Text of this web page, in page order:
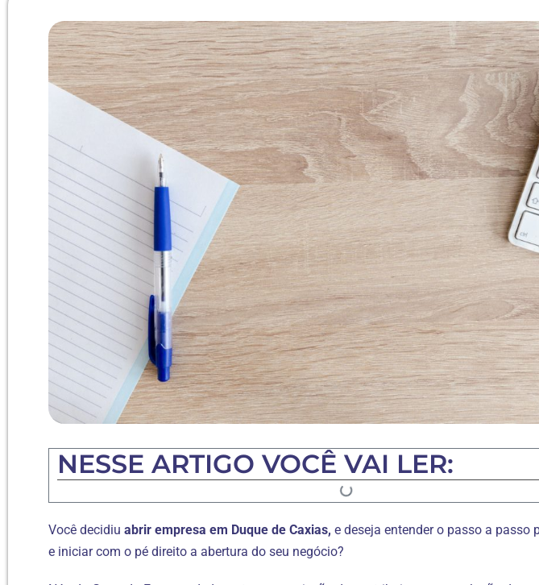
NESSE ARTIGO VOCÊ VAI LER:
Você decidiu abrir empresa em Duque de Caxias, e deseja entender o passo a passo
e iniciar com o pé direito a abertura do seu negócio?